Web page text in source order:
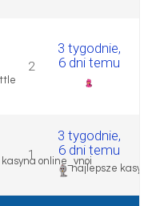
2
3 tygodnie,
6 dni temu
online_vnoi
1
3 tygodnie,
6 dni temu
najlepsze kasyna